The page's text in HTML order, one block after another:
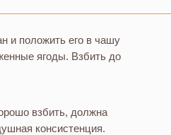
и положить его в чашу
ягоды. Взбить до
взбить, должна
консистенция.